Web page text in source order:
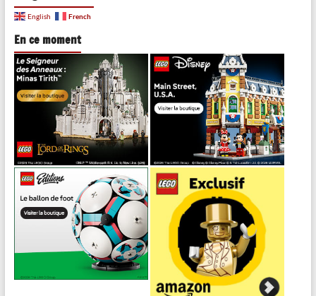
English French
En ce moment